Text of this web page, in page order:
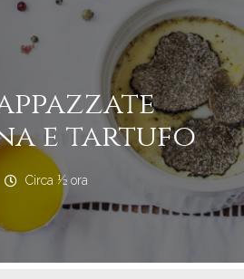
e tartufo
Circa ½ ora